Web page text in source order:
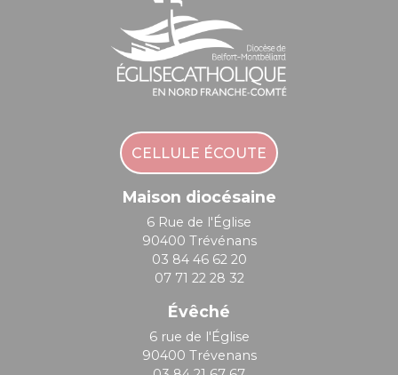
CELLULE ÉCOUTE
Maison diocésaine
6 Rue de l'Église
90400 Trévénans
03 84 46 62 20
07 71 22 28 32
Évêché
6 rue de l'Église
90400 Trévenans